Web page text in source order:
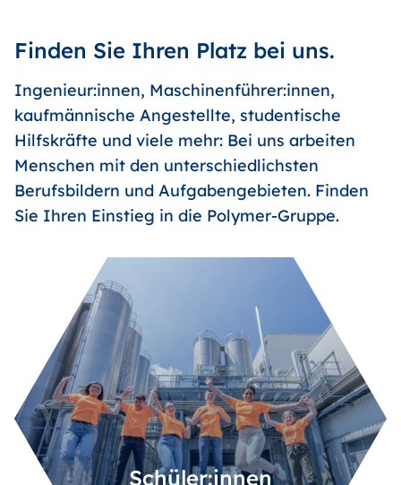
Finden Sie Ihren Platz bei uns.
Ingenieur:innen, Maschinenführer:innen,
kaufmännische Angestellte, studentische
Hilfskräfte und viele mehr: Bei uns arbeiten
Menschen mit den unterschiedlichsten
Berufsbildern und Aufgabengebieten. Finden
Sie Ihren Einstieg in die Polymer-Gruppe.
Schüler:innen